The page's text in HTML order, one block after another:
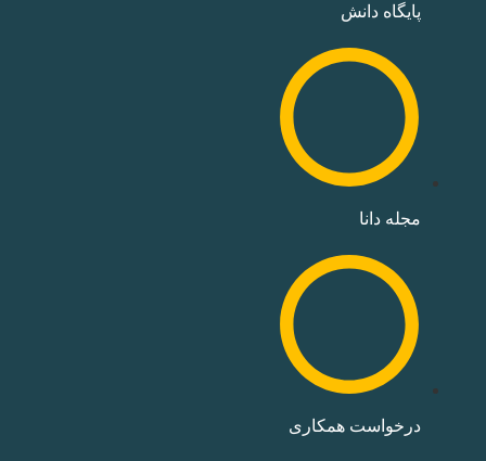
پایگاه دانش
مجله دانا
درخواست همکاری